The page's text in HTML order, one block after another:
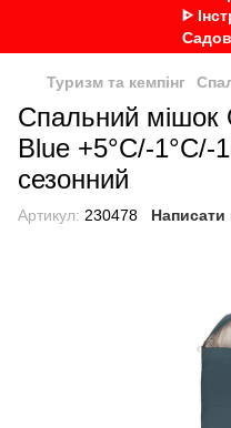
Туризм та кемпінг
Спальний мішок
Blue +5°C/-1°C/-
сезонний
Артикул: 230478 Написати